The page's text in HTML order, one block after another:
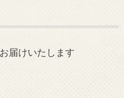
届けいたします